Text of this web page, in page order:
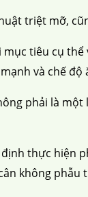
triệt mỡ,
tiêu cụ
và chế độ
phải là
thực
không